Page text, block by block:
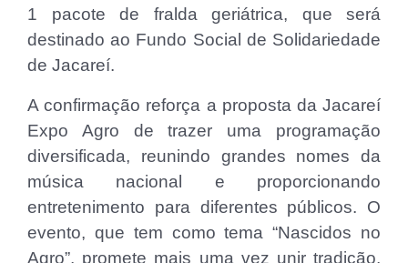
1 pacote de fralda geriátrica, que será
destinado ao Fundo Social de Solidariedade
de Jacareí.
A confirmação reforça a proposta da Jacareí
Expo Agro de trazer uma programação
diversificada, reunindo grandes nomes da
música nacional e proporcionando
entretenimento para diferentes públicos. O
evento, que tem como tema “Nascidos no
Agro”, promete mais uma vez unir tradição,